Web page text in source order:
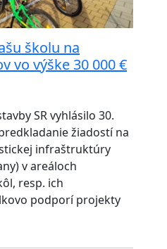
školu na
vo výške 30 000 €
SR vyhlásilo 30.
žiadostí na
infraštruktúry
v areáloch
resp. ich
podporí projekty